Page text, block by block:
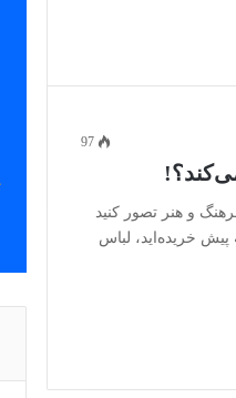
97
و هنر تصور کنید
خریده‌اید، لباس